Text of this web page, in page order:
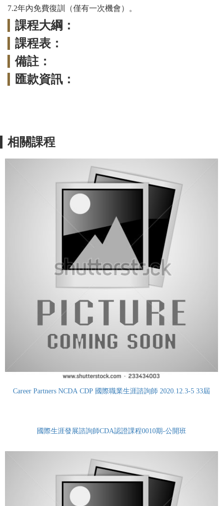
7.2年內免費復訓（僅有一次機會）。
課程大綱：
課程表：
備註：
匯款資訊：
相關課程
Career Partners NCDA CDP 國際職業生涯諮詢師 2020.12.3-5 33屆
國際生涯發展諮詢師CDA認證課程0010期-公開班